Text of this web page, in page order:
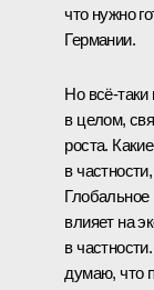
что нужно
Германии.
Но
в целом,
роста.
в
Глобальное
влияет на
в
думаю, что